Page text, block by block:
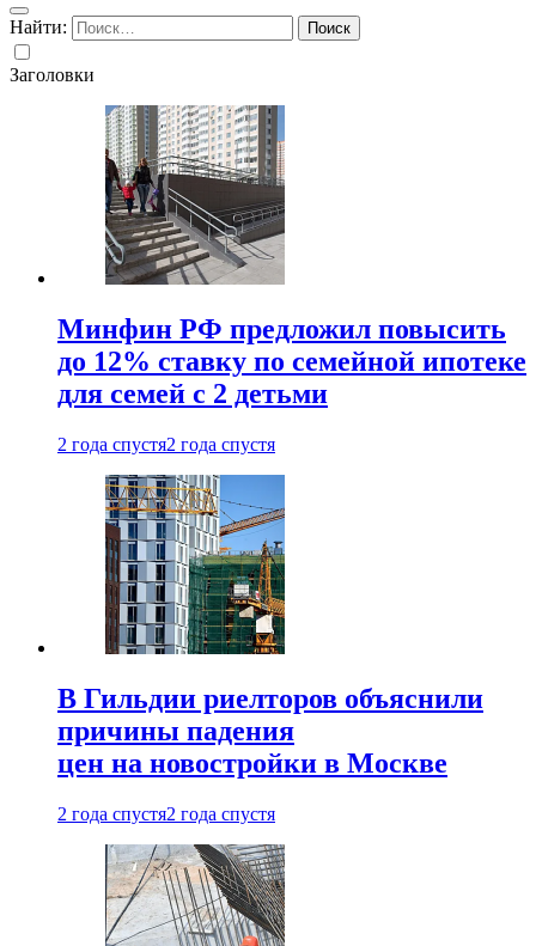
Найти:
Заголовки
Минфин РФ предложил повысить
до 12% ставку по семейной ипотеке
для семей с 2 детьми
2 года спустя2 года спустя
В Гильдии риелторов объяснили
причины падения
цен на новостройки в Москве
2 года спустя2 года спустя